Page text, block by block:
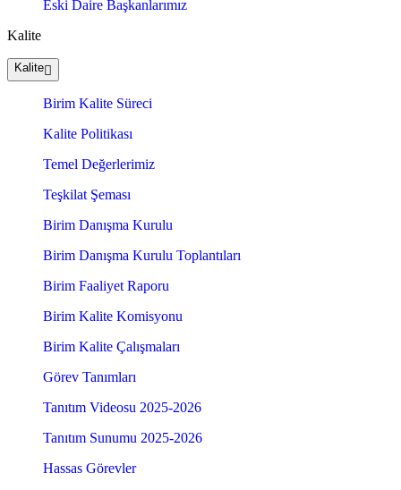
Eski Daire Başkanlarımız
Kalite
Kalite
Birim Kalite Süreci
Kalite Politikası
Temel Değerlerimiz
Teşkilat Şeması
Birim Danışma Kurulu
Birim Danışma Kurulu Toplantıları
Birim Faaliyet Raporu
Birim Kalite Komisyonu
Birim Kalite Çalışmaları
Görev Tanımları
Tanıtım Videosu 2025-2026
Tanıtım Sunumu 2025-2026
Hassas Görevler